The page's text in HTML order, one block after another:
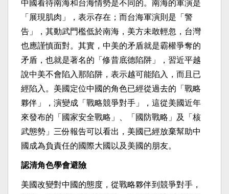
中國看待南海和台海情勢是不同的。南海的軍演是
「展現肌肉」，表示存在；而台海軍演則是「警
告」，其動武門檻低於南海，美方未敢輕忽，台灣
也應謹慎面對。其實，中美的矛盾就是霸權爭奪的
矛盾，也就是著名的「修昔底德陷阱」，習近平越
說中美不會陷入那陷阱，表示越可能陷入，而且已
經陷入。美國定位中國的角色已經從過去的「戰略
夥伴」，演變成「戰略競爭對手」，這從美國近年
來發布的「國家安全戰略」、「國防戰略」及「核
武態勢」三份報告可以看出，美國已經放棄幫助中
國成為負責任的國際大國以及美國的朋友。
認清角色學會避險
美國改變對中國的態度，從戰略夥伴到競爭對手，